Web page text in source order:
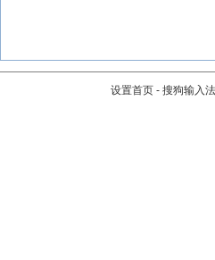
设置首页 - 搜狗输入法